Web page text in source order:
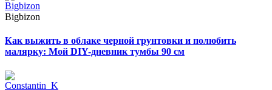
Bigbizon
Как выжить в облаке черной грунтовки и полюбить
малярку: Мой DIY-дневник тумбы 90 см